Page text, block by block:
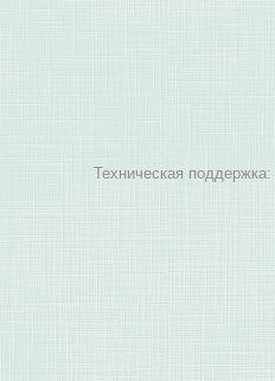
Техническая поддержка: